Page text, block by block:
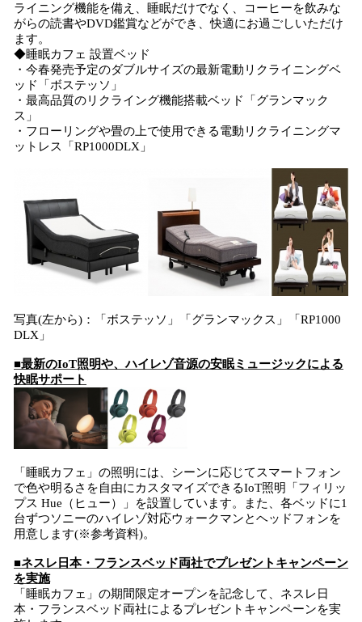
ライニング機能を備え、睡眠だけでなく、コーヒーを飲みな
がらの読書やDVD鑑賞などができ、快適にお過ごしいただけ
ます。
◆睡眠カフェ 設置ベッド
・今春発売予定のダブルサイズの最新電動リクライニングベ
ッド「ボステッソ」
・最高品質のリクライング機能搭載ベッド「グランマック
ス」
・フローリングや畳の上で使用できる電動リクライニングマ
ットレス「RP1000DLX」
写真(左から)：「ボステッソ」「グランマックス」「RP1000
DLX」
■最新のIoT照明や、ハイレゾ音源の安眠ミュージックによる
快眠サポート
「睡眠カフェ」の照明には、シーンに応じてスマートフォン
で色や明るさを自由にカスタマイズできるIoT照明「フィリッ
プス Hue（ヒュー）」を設置しています。また、各ベッドに1
台ずつソニーのハイレゾ対応ウォークマンとヘッドフォンを
用意します(※参考資料)。
■ネスレ日本・フランスベッド両社でプレゼントキャンペーン
を実施
「睡眠カフェ」の期間限定オープンを記念して、ネスレ日
本・フランスベッド両社によるプレゼントキャンペーンを実